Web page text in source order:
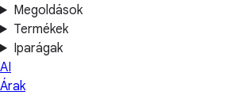
Megoldások
Termékek
Iparágak
AI
Árak